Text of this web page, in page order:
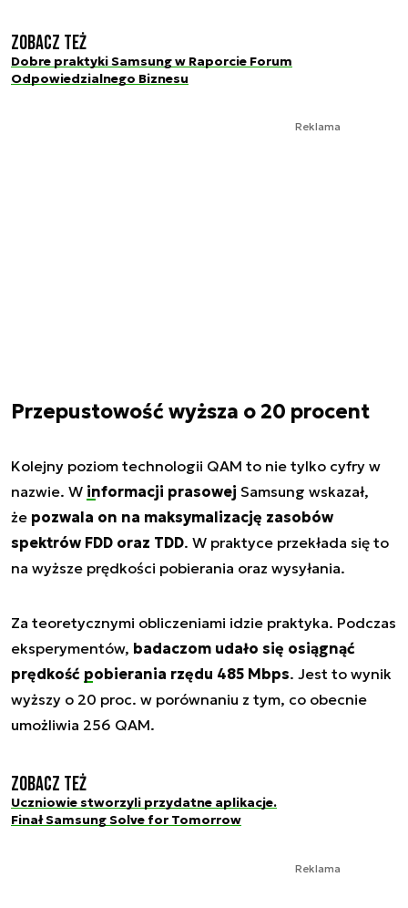
Zobacz też
Dobre praktyki Samsung w Raporcie Forum
Odpowiedzialnego Biznesu
Reklama
Przepustowość wyższa o 20 procent
Kolejny poziom technologii QAM to nie tylko cyfry w
nazwie. W informacji prasowej Samsung wskazał,
że pozwala on na maksymalizację zasobów
spektrów FDD oraz TDD. W praktyce przekłada się to
na wyższe prędkości pobierania oraz wysyłania.
Za teoretycznymi obliczeniami idzie praktyka. Podczas
eksperymentów, badaczom udało się osiągnąć
prędkość pobierania rzędu 485 Mbps. Jest to wynik
wyższy o 20 proc. w porównaniu z tym, co obecnie
umożliwia 256 QAM.
Zobacz też
Uczniowie stworzyli przydatne aplikacje.
Finał Samsung Solve for Tomorrow
Reklama